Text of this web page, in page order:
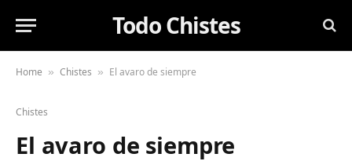
Todo Chistes
Home » Chistes » El avaro de siempre
Chistes
El avaro de siempre